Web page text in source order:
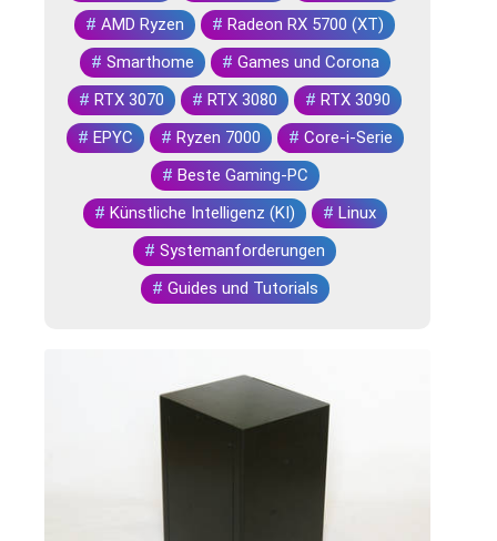
# AMD Ryzen # Radeon RX 5700 (XT)
# Smarthome # Games und Corona
# RTX 3070 # RTX 3080 # RTX 3090
# EPYC # Ryzen 7000 # Core-i-Serie
# Beste Gaming-PC
# Künstliche Intelligenz (KI) # Linux
# Systemanforderungen
# Guides und Tutorials